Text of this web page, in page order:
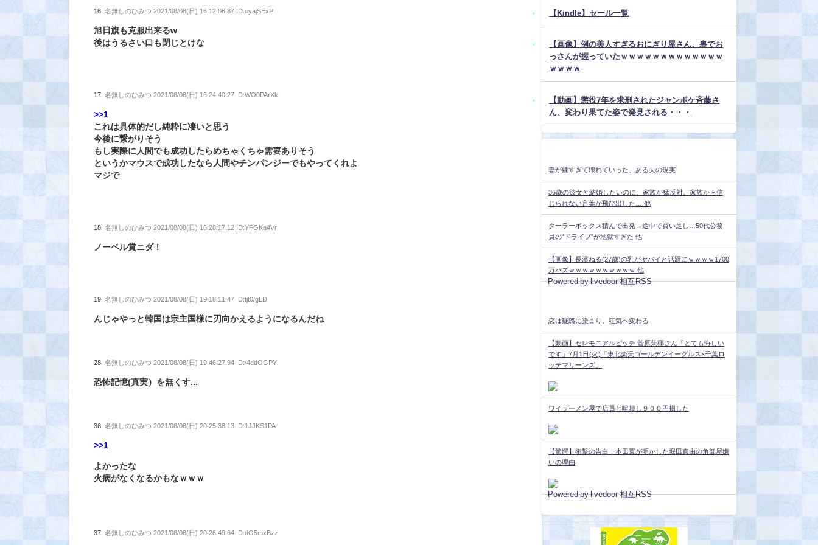
16:名無しのひみつ 2021/08/08(日) 16:12:06.87 ID:cyajSExP
旭日旗も克服出来るw
後はうるさい口も閉じとけな
17:名無しのひみつ 2021/08/08(日) 16:24:40.27 ID:WO0PArXk
>>1
これは具体的だし純粋に凄いと思う
今後に繋がりそう
もし実際に人間でも成功したらめちゃくちゃ需要ありそう
というかマウスで成功したなら人間やチンパンジーでもやってくれよ
マジで
18:名無しのひみつ 2021/08/08(日) 16:28:17.12 ID:YFGKa4Vr
ノーベル賞ニダ！
19:名無しのひみつ 2021/08/08(日) 19:18:11.47 ID:tjt0/gLD
んじゃやっと韓国は宗主国様に刃向かえるようになるんだね
28:名無しのひみつ 2021/08/08(日) 19:46:27.94 ID:/4ddOGPY
恐怖記憶(真実）を無くす...
36:名無しのひみつ 2021/08/08(日) 20:25:38.13 ID:1JJKS1PA
>>1
よかったな
火病がなくなるかもなｗｗｗ
37:名無しのひみつ 2021/08/08(日) 20:26:49.64 ID:dO5mxBzz
【Kindle】セール一覧
【画像】例の美人すぎるおにぎり屋さん、裏でお
っさんが握っていたｗｗｗｗｗｗｗｗｗｗｗｗｗ
ｗｗｗｗ
【動画】懲役7年を求刑されたジャンポケ斉藤さ
ん、変わり果てた姿で発見される・・・
妻が嫌すぎて壊れていった、ある夫の現実
36歳の彼女と結婚したいのに、家族が猛反対。家族から信
じられない言葉が飛び出した… 他
クーラーボックス積んで出発→途中で買い足し…50代公務
員の“ドライブ”が地獄すぎた 他
【画像】長濱ねる(27歳)の乳がヤバイと話題にｗｗｗｗ1700
万バズｗｗｗｗｗｗｗｗｗｗ 他
Powered by livedoor 相互RSS
恋は疑惑に染まり、狂気へ変わる
【動画】セレモニアルピッチ 菅原茉椰さん「とても悔しい
です」7月1日(火)「東北楽天ゴールデンイーグルス×千葉ロ
ッテマリーンズ」
ワイラーメン屋で店員と喧嘩し９００円損した
【驚愕】衝撃の告白！本田翼が明かした堀田真由の角部屋嫌
いの理由
Powered by livedoor 相互RSS